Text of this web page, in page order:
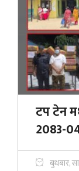
टप टेन
2083-
बुधबार,